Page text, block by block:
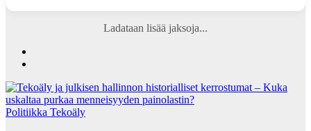
Ladataan lisää jaksoja...
Politiikka Tekoäly